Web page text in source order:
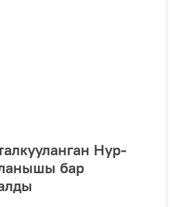
Нур-
бар